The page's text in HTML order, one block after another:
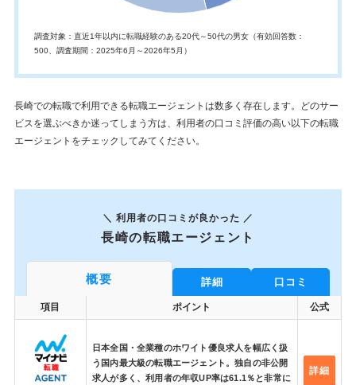
調査対象：直近1年以内に転職経験のある20代～50代の男女（有効回答数：
500、調査期間：2025年6月～2026年5月）
長崎での転職で利用できる転職エージェントは数多く存在します。どのサー
ビスを選ぶべきか迷ってしまう方は、利用者の口コミ評価の高い以下の転職
エージェントをチェックしてみてください。
＼ 利用者の口コミが良かった ／
長崎の転職エージェント
概要 詳細 口コミ
項目 ポイント 公式
日本全国・全業種のホワイト優良求人を幅広く扱
う国内最大級の転職エージェント。独自の非公開
求人が多く、利用者の年収UP率は61.1％と非常に
詳細